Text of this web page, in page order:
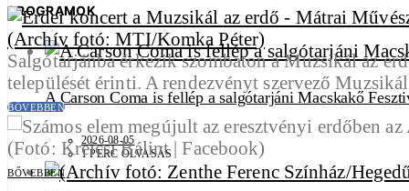
PROGRAMOK
A Carson Coma is fellép a salgótarjáni Macskakő
2026-08-05
1 PERC OLVASÁS
Salgótarjánba érkezik szombaton a Muzsikál az
települését érinti. A rendezvényt szervező
BŐVEBBEN
BŐVEBBEN